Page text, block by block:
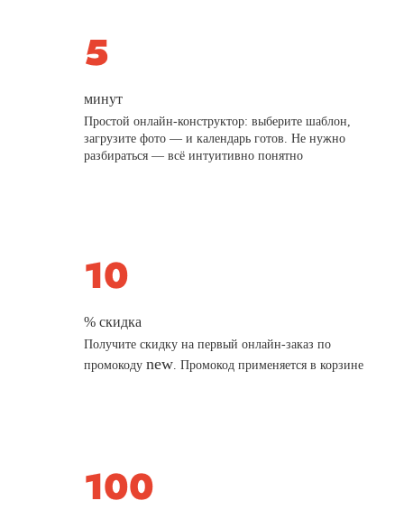
минут
Простой онлайн-конструктор: выберите шаблон,
загрузите фото — и календарь готов. Не нужно
разбираться — всё интуитивно понятно
% скидка
Получите скидку на первый онлайн-заказ по
промокодуnew. Промокод применяется в корзине